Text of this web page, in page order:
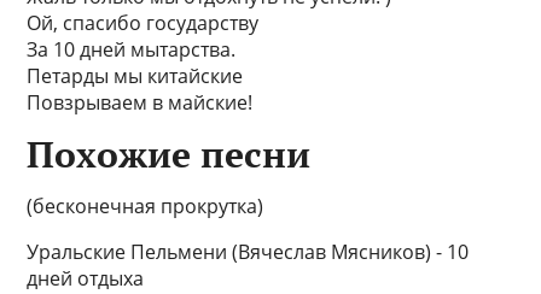
Ой, спасибо государству
За 10 дней мытарства.
Петарды мы китайские
Повзрываем в майские!
Похожие песни
(бесконечная прокрутка)
Уральские Пельмени (Вячеслав Мясников) - 10
дней отдыха